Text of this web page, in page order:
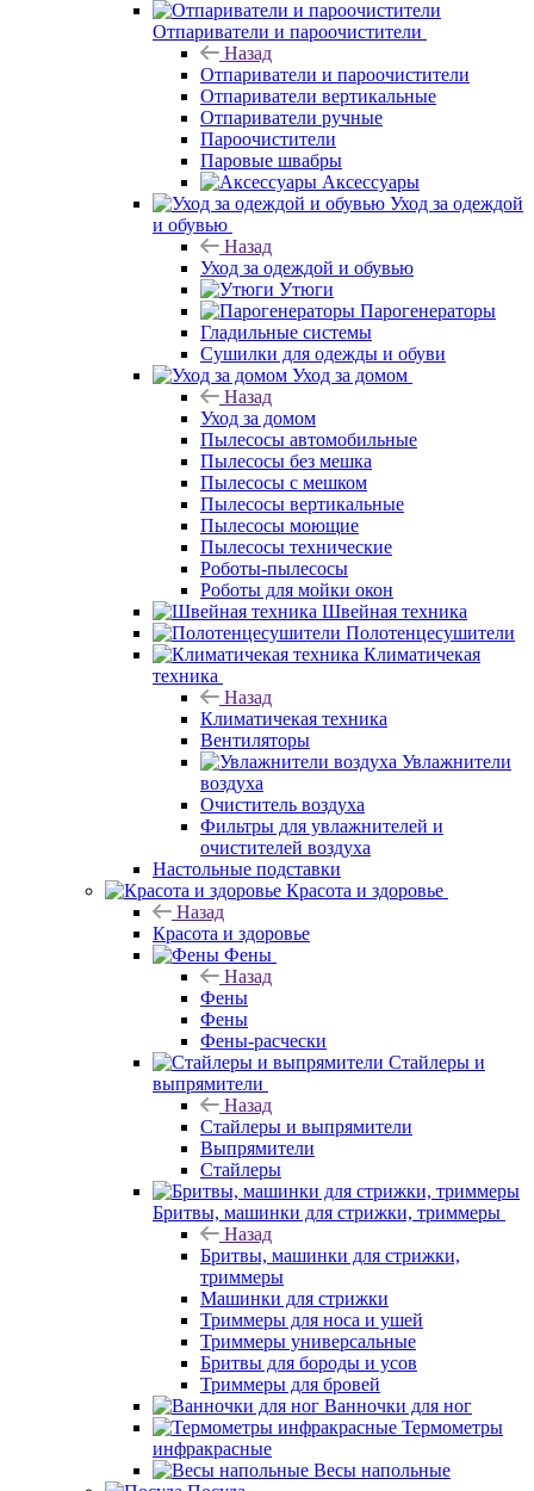
Отпариватели и пароочистители
Назад
Отпариватели и пароочистители
Отпариватели вертикальные
Отпариватели ручные
Пароочистители
Паровые швабры
Аксессуары
Уход за одеждой
и обувью
Назад
Уход за одеждой и обувью
Утюги
Парогенераторы
Гладильные системы
Сушилки для одежды и обуви
Уход за домом
Назад
Уход за домом
Пылесосы автомобильные
Пылесосы без мешка
Пылесосы с мешком
Пылесосы вертикальные
Пылесосы моющие
Пылесосы технические
Роботы-пылесосы
Роботы для мойки окон
Швейная техника
Полотенцесушители
Климатичекая
техника
Назад
Климатичекая техника
Вентиляторы
Увлажнители
воздуха
Очиститель воздуха
Фильтры для увлажнителей и
очистителей воздуха
Настольные подставки
Красота и здоровье
Назад
Красота и здоровье
Фены
Назад
Фены
Фены
Фены-расчески
Стайлеры и
выпрямители
Назад
Стайлеры и выпрямители
Выпрямители
Стайлеры
Бритвы, машинки для стрижки, триммеры
Назад
Бритвы, машинки для стрижки,
триммеры
Машинки для стрижки
Триммеры для носа и ушей
Триммеры универсальные
Бритвы для бороды и усов
Триммеры для бровей
Ванночки для ног
Термометры
инфракрасные
Весы напольные